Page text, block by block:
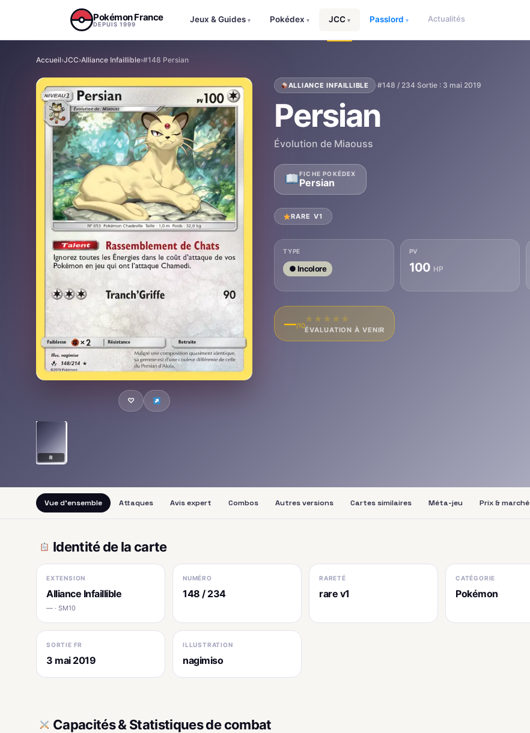
Pokémon France
DEPUIS 1999
Jeux & Guides ▾ Pokédex ▾ JCC ▾ Passlord ▾ Actualités
Accueil›JCC›Alliance Infaillible›#148 Persian
♡
R
ALLIANCE INFAILLIBLE ·#148 / 234·Sortie : 3 mai 2019
Persian
Évolution de Miaouss
FICHE POKÉDEX
Persian
RARE V1
TYPE
● Incolore
PV
100 HP
—/10
★ ★ ★ ★ ★
ÉVALUATION À VENIR
Vue d'ensemble Attaques Avis expert Combos Autres versions Cartes similaires Méta-jeu Prix & marché
Identité de la carte
EXTENSION
Alliance Infaillible
— · SM10
NUMÉRO
148 / 234
RARETÉ
rare v1
CATÉGORIE
Pokémon
SORTIE FR
3 mai 2019
ILLUSTRATION
nagimiso
Capacités & Statistiques de combat